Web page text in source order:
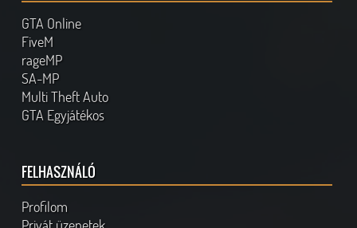
GTA Online
FiveM
rageMP
SA-MP
Multi Theft Auto
GTA Egyjátékos
FELHASZNÁLÓ
Profilom